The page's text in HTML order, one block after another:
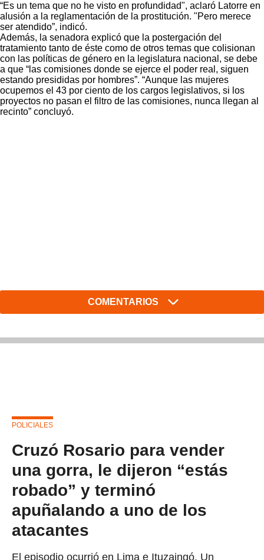
“Es un tema que no he visto en profundidad", aclaró Latorre en
alusión a la reglamentación de la prostitución. "Pero merece
ser atendido”, indicó.
Además, la senadora explicó que la postergación del
tratamiento tanto de éste como de otros temas que colisionan
con las políticas de género en la legislatura nacional, se debe
a que “las comisiones donde se ejerce el poder real, siguen
estando presididas por hombres”. “Aunque las mujeres
ocupemos el 43 por ciento de los cargos legislativos, si los
proyectos no pasan el filtro de las comisiones, nunca llegan al
recinto” concluyó.
COMENTARIOS